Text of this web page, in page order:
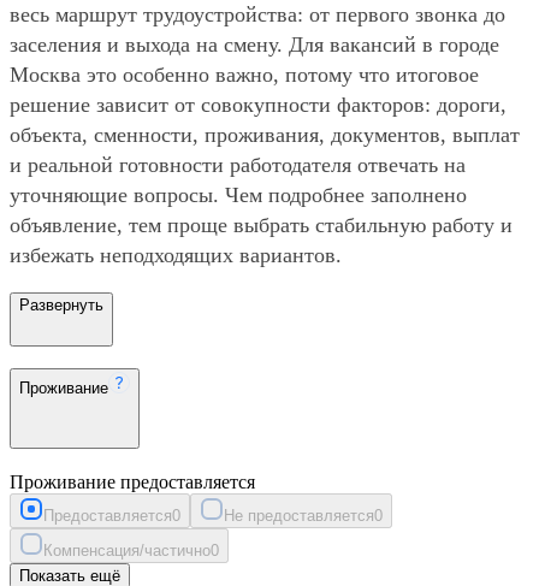
весь маршрут трудоустройства: от первого звонка до
заселения и выхода на смену. Для вакансий в городе
Москва это особенно важно, потому что итоговое
решение зависит от совокупности факторов: дороги,
объекта, сменности, проживания, документов, выплат
и реальной готовности работодателя отвечать на
уточняющие вопросы. Чем подробнее заполнено
объявление, тем проще выбрать стабильную работу и
избежать неподходящих вариантов.
Развернуть
Проживание
Проживание предоставляется
Предоставляется0 Не предоставляется0
Компенсация/частично0
Показать ещё